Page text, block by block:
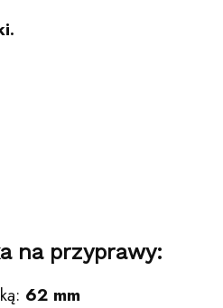
na przyprawy:
62 mm